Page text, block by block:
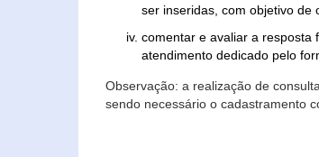
ser inseridas, com objetivo de
comentar e avaliar a resposta
atendimento dedicado pelo
Observação: a realização de
sendo necessário o cadastramento